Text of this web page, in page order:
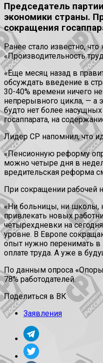
Председатель
экономики страны.
сокращения
Ранее стало известно,
«Производительность
«Еще месяц назад в
обсуждать введение в
30-40% времени ничего
непрерывного цикла, — а
будто нет более
госаппарата, на
Лидер СР напомнил, что
«Пенсионную реформу
можно четыре дня в
вредительская реформа
При сокращении рабочей
«Ни больницы, ни школы,
привлекать новых
четырехдневки на
уровне. В Европе
опыт нужно перенимать в
оплате труда. А уже в
По данным опроса
78% работодателей.
Поделиться в ВК
Заявления